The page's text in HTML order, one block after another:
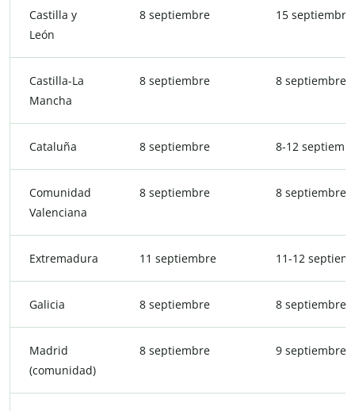
Castilla y
León
8 septiembre 15 septiembre
Castilla-La
Mancha
8 septiembre 8 septiembre
Cataluña 8 septiembre 8-12
Comunidad
Valenciana
8 septiembre 8 septiembre
Extremadura 11 septiembre 11-12
Galicia 8 septiembre 8 septiembre
Madrid
(comunidad)
8 septiembre 9 septiembre